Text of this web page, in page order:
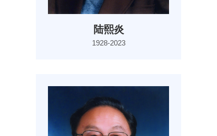
陆熙炎
1928-2023